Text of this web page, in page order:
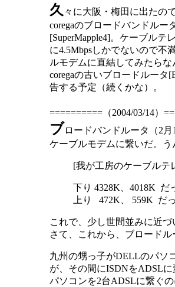
久々に大阪・梅田に出たの
coregaのブロードバンドルー
[SuperMapple4]。ケーブルテ
に4.5Mbpsしかでないので不
ルモデムに直結してみたらな
coregaの古いブロードルータ
告する予定（続くかな）。
==========（2004/03/14）
ブ ロードバンドルータ（2
ケーブルモデムに繋いだ。う
[我が工房のケーブルテ
下り 4328K、4018K だ
上り 472K、 559K だ
これで、少し世間並みに近づ
さて、これから、ブロード
九州の甥っ子がDELLのパソ
が、その間にISDNをADSL
パソコンを2台ADSLに繋ぐ